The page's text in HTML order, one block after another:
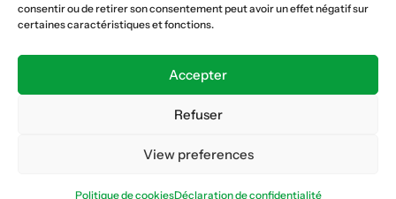
consentir ou de retirer son consentement peut avoir un effet négatif sur
certaines caractéristiques et fonctions.
Accepter
Refuser
View preferences
Politique de cookiesDéclaration de confidentialité
Nous suivre
Formation continue
Caisse AVS 66.1